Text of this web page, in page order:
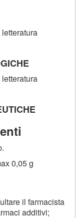
0,05 g
il farmacista
additivi;